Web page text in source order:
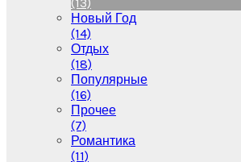
(13)
Новый Год
(14)
Отдых
(18)
Популярные
(16)
Прочее
(7)
Романтика
(11)